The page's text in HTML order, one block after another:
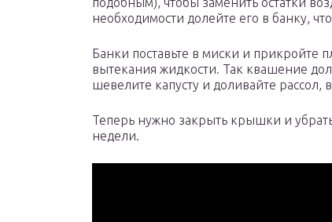
необходимости долейте его в банку,
Банки поставьте в миски и прикройте
вытекания жидкости. Так квашение
шевелите капусту и доливайте
Теперь нужно закрыть крышки и
недели.